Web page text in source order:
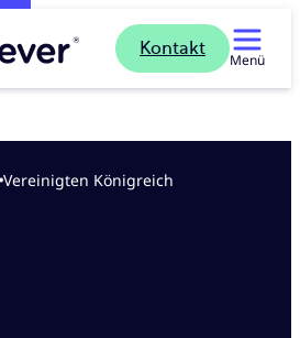
Kontakt
Menü
Vereinigten Königreich